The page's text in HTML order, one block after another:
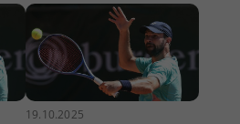
19.10.2025